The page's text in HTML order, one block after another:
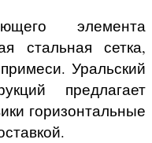
элемента
стальная сетка,
Уральский
предлагает
горизонтальные